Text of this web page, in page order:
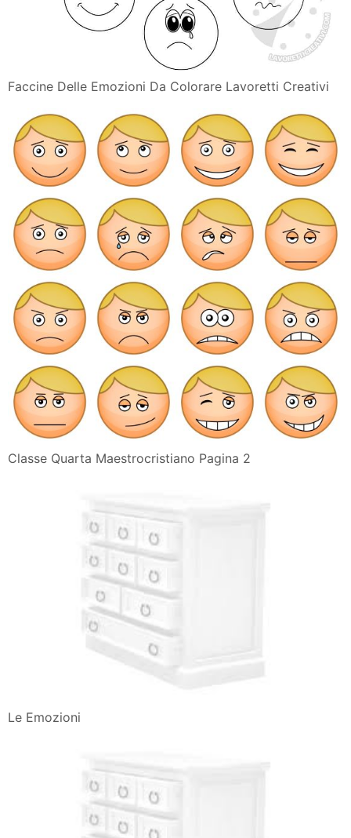
Orologio Delle Emozioni Per Bambini Lavoretti Creativi
Disegno Da Colorare Orologio Delle Emozioni Disegni
18 Libri Per Bambini Da 3 A 5 Anni Da Leggere Ad Alta
Voce
Mandala Per Bambini Creare Con Gioia E Liberta Yoga
Magazine
Aiutare I Bambini A Esprimere Le Emozioni Libri App E
Disegno Musica Emozioni Lavoro Di Gruppo
Le Emozioni Dei Bambini Paura Rabbia Tristezza
Emozioni In Fiaba Aiutare I Bambini Ad Accogliere E
Gestire La
Segno E Disegno
Poesie E Filastrocche Sulle Emozioni
Faccine Da Colorare Per Bambini
Libri Sulle Emozioni Per Bambini Ecco I Migliori Portale
Bambini
Riconoscimento Delle Emozioni Nei Disegni Di Bambini
Giochiamo Con Le Emozioni Torinobimbi
Mano Disegno Fumetto Di Emozioni Immagini Vettoriali
Emozioni In Gioco Valdarnolistico Valdarnolistico
Barrali L Orologio Delle Emozioni In Biblioteca
Inside Out Disegni Da Colorare Cartoni Animati
Riconoscimento Delle Emozioni Nei Disegni Di Bambini